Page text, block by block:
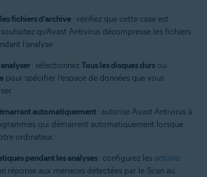
fichiers d’archive: vérifiez que cette case est
qu’Avast Antivirus décompresse les fichiers
l’analyse.
: sélectionnez Tous les disques durs ou
pour spécifier l’espace de données que vous
automatiquement: autorise Avast Antivirus à
qui démarrent automatiquement lorsque
ordinateur.
pendant les analyses: configurez les actions
réponse aux menaces détectées par le Scan au